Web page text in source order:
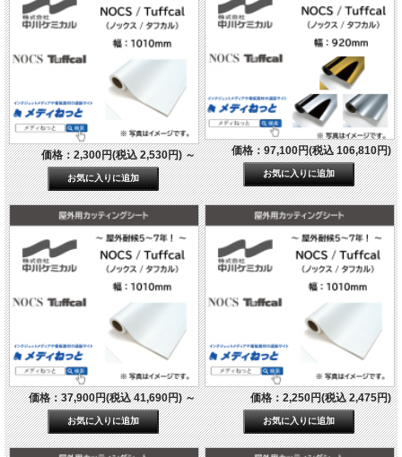
価格：2,300円(税込 2,530円)～ 価格：97,100円(税込 106,810円)
価格：37,900円(税込 41,690円)～ 価格：2,250円(税込 2,475円)